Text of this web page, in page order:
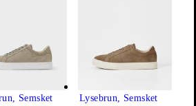
Semsket
Lysebrun, Semsket